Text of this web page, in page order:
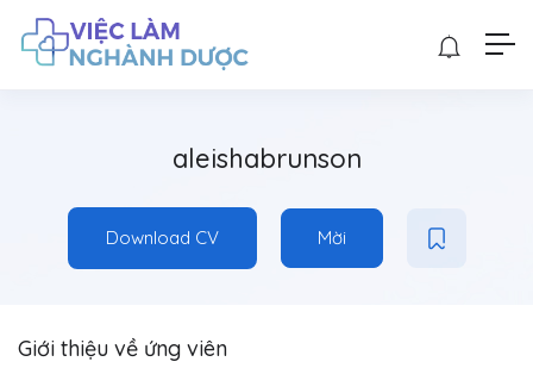
aleishabrunson
Download CV Mời
Giới thiệu về ứng viên